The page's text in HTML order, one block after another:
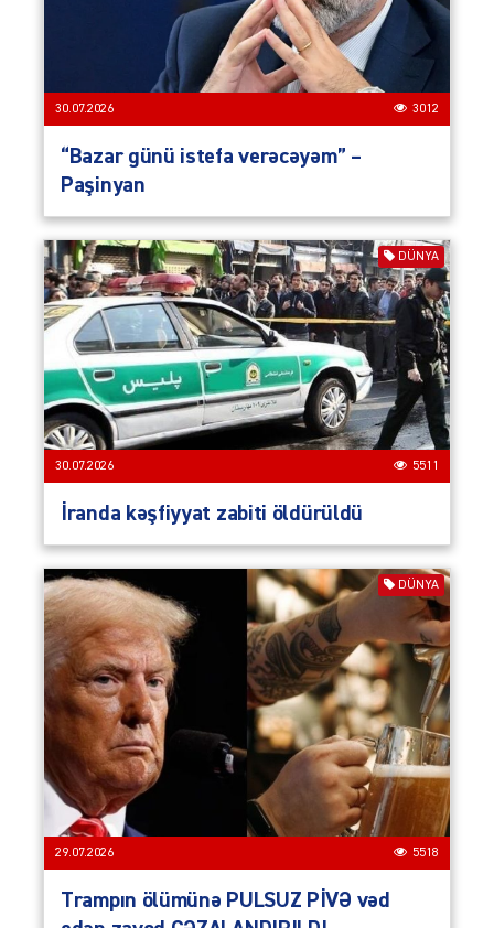
30.07.2026 3012
“Bazar günü istefa verəcəyəm” –
Paşinyan
DÜNYA
30.07.2026 5511
İranda kəşfiyyat zabiti öldürüldü
DÜNYA
29.07.2026 5518
Trampın ölümünə PULSUZ PİVƏ vəd